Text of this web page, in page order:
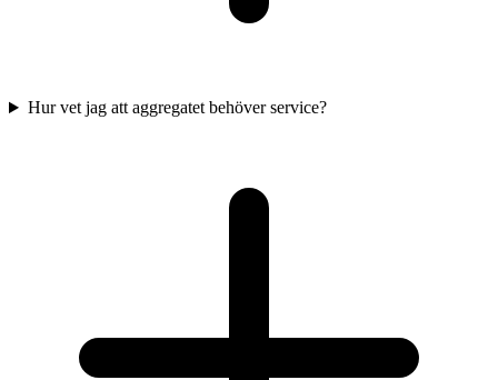
Hur vet jag att aggregatet behöver service?